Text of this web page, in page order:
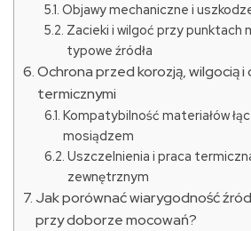
Objawy mechaniczne i
Zacieki i wilgoć przy punktach
typowe źródła
Ochrona przed korozją, wilgocią i
termicznymi
Kompatybilność materiałów
mosiądzem
Uszczelnienia i praca
zewnętrznym
Jak porównać wiarygodność
przy doborze mocowań?